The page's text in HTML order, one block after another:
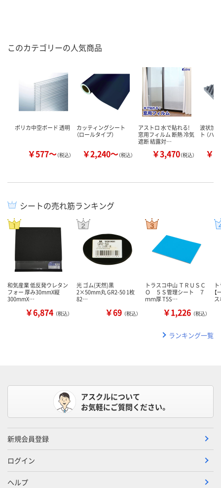
このカテゴリーの人気商品
ポリカ中空ボード 透明
￥577～（税込）
カッティングシート
（ロールタイプ）
￥2,240～（税込）
アストロ 水で貼れる!
窓用フィルム 断熱 冷気
遮断 結露対…
￥3,470（税込）
波状加
ト （ハ
￥
シートの売れ筋ランキング
和気産業 低反発ウレタン
フォー 厚み30mmX縦
300mmX…
￥6,874 （税込）
光 ゴム(天然)黒
2×50mm丸 GR2-50 1枚
82…
￥69 （税込）
トラスコ中山 ＴＲＵＳＣ
Ｏ ５Ｓ管理シート ７
ｍｍ厚 T5S…
￥1,226 （税込）
ランキング一覧
アスクルについて
お気軽にご質問ください。
新規会員登録
ログイン
ヘルプ